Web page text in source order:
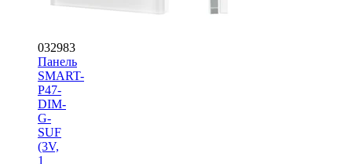
032983
Панель
SMART-
P47-
DIM-
G-
SUF
(3V,
1